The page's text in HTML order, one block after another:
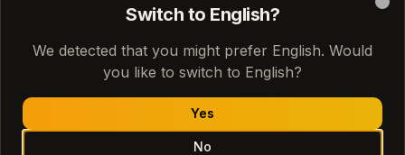
MODELO 3D
Stable Fast 3D
Switch to English?
We detected that you might prefer English. Would
you like to switch to English?
No
Yes